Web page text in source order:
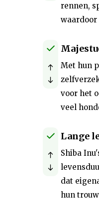
rennen,
waardoor
Met hun
voor het
veel
Lange
Shiba
dat
hun